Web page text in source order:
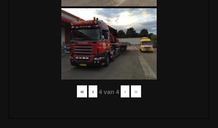
« ‹ 4van 4 › »